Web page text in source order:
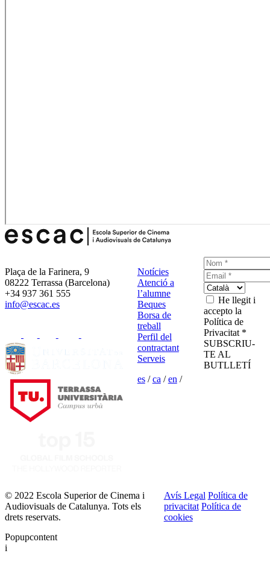
Plaça de la Farinera, 9
08222 Terrassa (Barcelona)
+34 937 361 555
info@escac.es
Notícies
Atenció a
l’alumne
Beques
Borsa de
treball
Perfil del
contractant
Serveis
es/ca /en /
He llegit i
accepto la
Política de
Privacitat *
SUBSCRIU-
TE AL
BUTLLETÍ
© 2022 Escola Superior de Cinema i
Audiovisuals de Catalunya. Tots els
drets reservats.
Avís Legal Política de
privacitat Política de
cookies
Popupcontent
i